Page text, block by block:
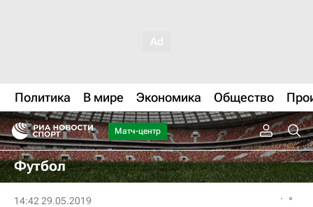
Политика В мире Экономика Общество
Матч-центр
Футбол
14:42 29.05.2019